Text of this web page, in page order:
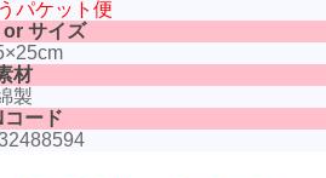
パケット便
or サイズ
材
製
ード